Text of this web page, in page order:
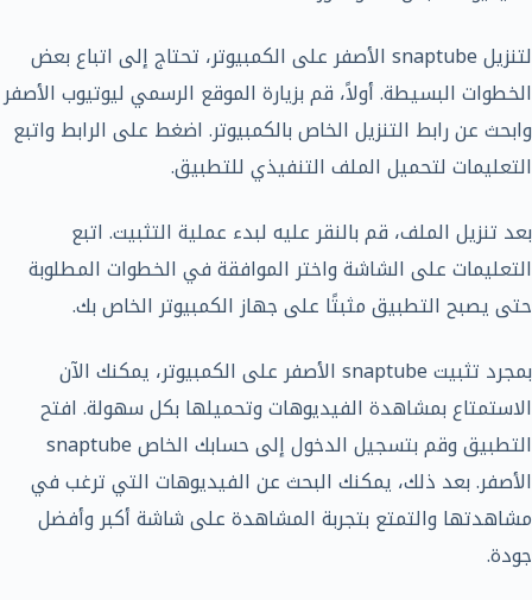
لتنزيل snaptube الأصفر على الكمبيوتر، تحتاج إلى اتباع بعض
الخطوات البسيطة. أولاً، قم بزيارة الموقع الرسمي ليوتيوب الأصفر
وابحث عن رابط التنزيل الخاص بالكمبيوتر. اضغط على الرابط واتبع
التعليمات لتحميل الملف التنفيذي للتطبيق.
بعد تنزيل الملف، قم بالنقر عليه لبدء عملية التثبيت. اتبع
التعليمات على الشاشة واختر الموافقة في الخطوات المطلوبة
حتى يصبح التطبيق مثبتًا على جهاز الكمبيوتر الخاص بك.
بمجرد تثبيت snaptube الأصفر على الكمبيوتر، يمكنك الآن
الاستمتاع بمشاهدة الفيديوهات وتحميلها بكل سهولة. افتح
التطبيق وقم بتسجيل الدخول إلى حسابك الخاص snaptube
الأصفر. بعد ذلك، يمكنك البحث عن الفيديوهات التي ترغب في
مشاهدتها والتمتع بتجربة المشاهدة على شاشة أكبر وأفضل
جودة.